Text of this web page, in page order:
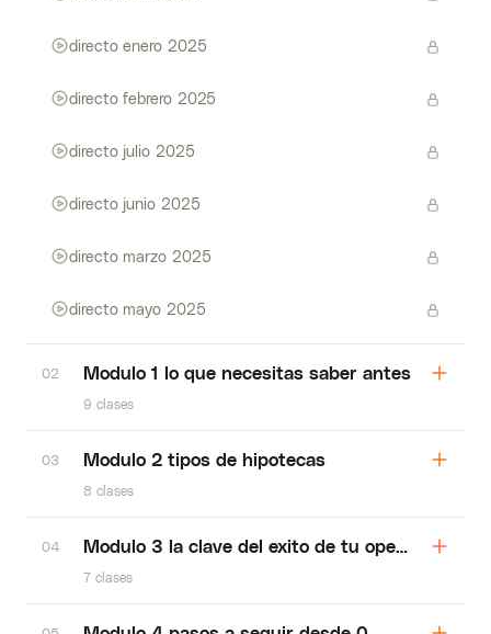
directo enero 2025
directo febrero 2025
directo julio 2025
directo junio 2025
directo marzo 2025
directo mayo 2025
02 Modulo 1 lo que necesitas saber antes
9 clases
03 Modulo 2 tipos de hipotecas
8 clases
04 Modulo 3 la clave del exito de tu operacion
7 clases